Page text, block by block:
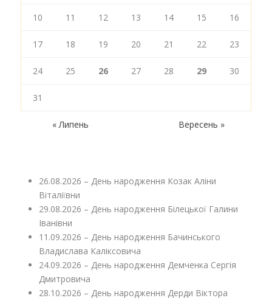
10 11 12 13 14 15 16
17 18 19 20 21 22 23
24 25 26 27 28 29 30
31
« Липень Вересень »
26.08.2026 – День народження Козак Аліни
Віталіївни
29.08.2026 – День народження Білецької Галини
Іванівни
11.09.2026 – День народження Бачинського
Владислава Каліксовича
24.09.2026 – День народження Демченка Сергія
Дмитровича
28.10.2026 – День народження Дерди Віктора